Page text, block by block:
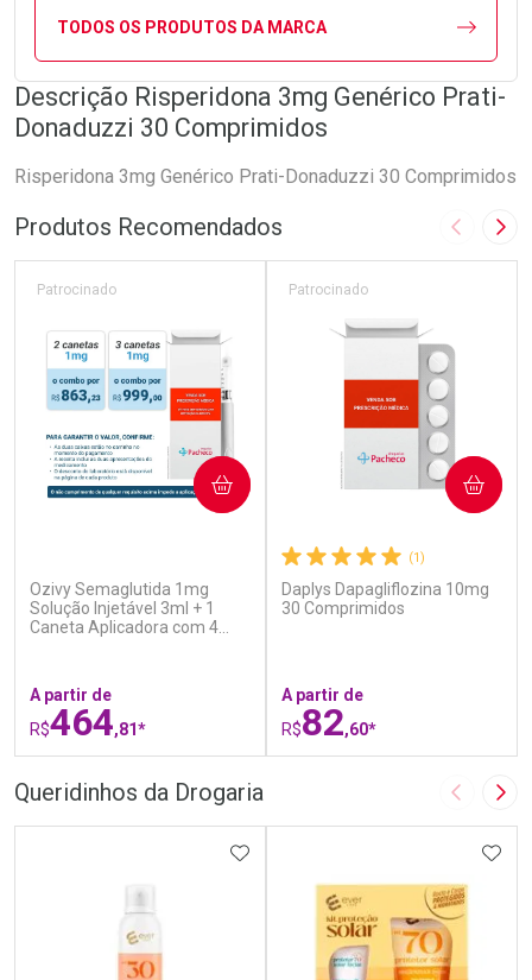
TODOS OS PRODUTOS DA MARCA
Descrição Risperidona 3mg Genérico Prati-
Donaduzzi 30 Comprimidos
Risperidona 3mg Genérico Prati-Donaduzzi 30 Comprimidos
Produtos Recomendados Imagem
Ozivy Semaglutida 1mg
Solução Injetável 3ml + 1
Caneta Aplicadora com 4
Patrocinado
A partir de
R$464,81*
COMPRAR
(1)
Daplys Dapagliflozina 10mg
30 Comprimidos
Patrocinado
A partir de
R$82,60*
COMPRAR
Queridinhos da Drogaria Imagem
ADICIONAR AOS FAVORITOS